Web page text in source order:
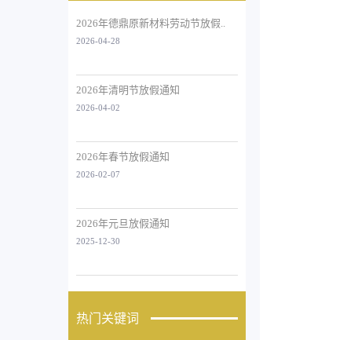
2026年德鼎原新材料劳动节放假..
2026-04-28
2026年清明节放假通知
2026-04-02
2026年春节放假通知
2026-02-07
2026年元旦放假通知
2025-12-30
热门关键词